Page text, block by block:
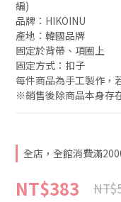
編)
品牌：HIKOINU
產地：韓國品牌
固定於背帶、項圈上
固定方式：扣子
每件商品為手工製作，
※銷售後除商品本身存
全店，全館消費滿
NT$383